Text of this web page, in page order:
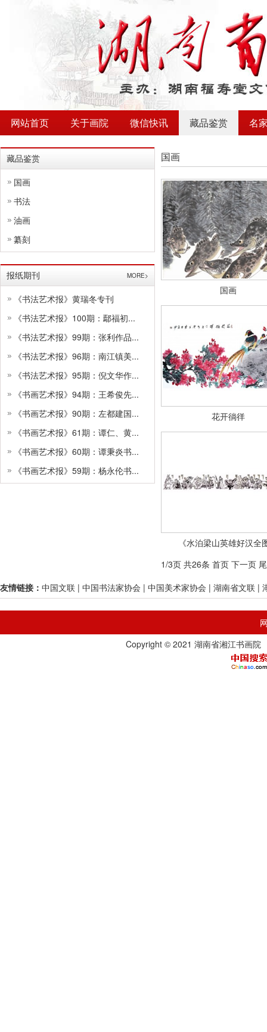
网站首页 关于画院 微信快讯 藏品鉴赏 名
藏品鉴赏
国画
书法
油画
纂刻
报纸期刊 MORE>
《书法艺术报》黄瑞冬专刊
《书法艺术报》100期：鄢福初...
《书法艺术报》99期：张利作品...
《书法艺术报》96期：南江镇美...
《书法艺术报》95期：倪文华作...
《书画艺术报》94期：王希俊先...
《书画艺术报》90期：左都建国...
《书画艺术报》61期：谭仁、黄...
《书画艺术报》60期：谭秉炎书...
《书画艺术报》59期：杨永伦书...
国画
国画
花开徜徉
《水泊梁山英雄好汉全
1/3页 共26条 首页 下一页
友情链接： 中国文联 | 中国书法家协会 | 中国美术家协会 | 湖南省文联 |
Copyright © 2021 湖南省湘江书画